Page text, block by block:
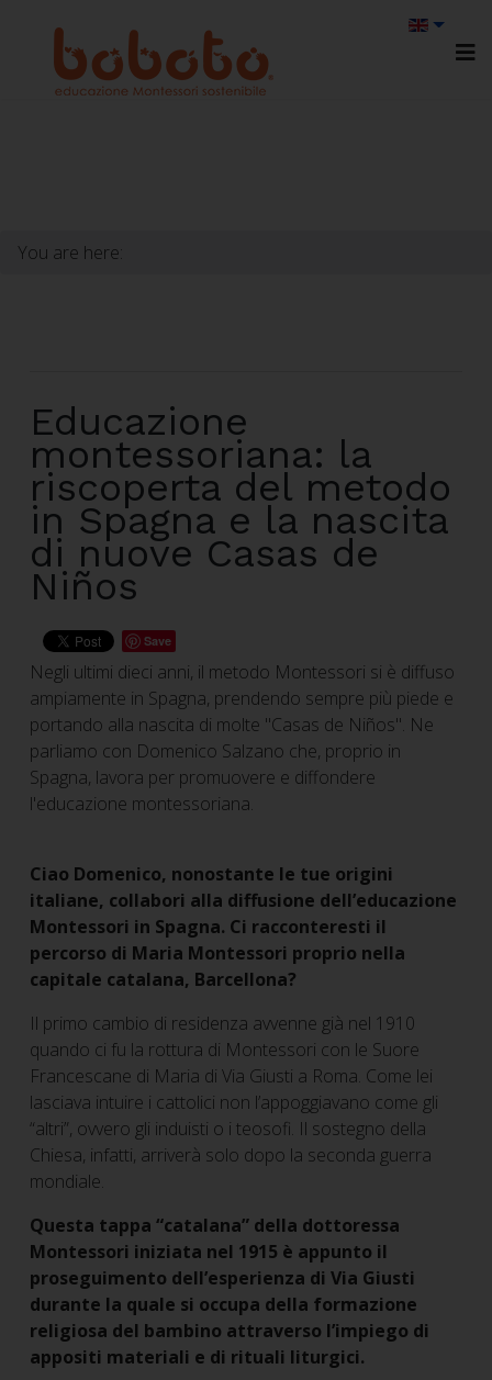
You are here:
Educazione
montessoriana: la
riscoperta del metodo
in Spagna e la nascita
di nuove Casas de
Niños
Save
Negli ultimi dieci anni, il metodo Montessori si è diffuso
ampiamente in Spagna, prendendo sempre più piede e
portando alla nascita di molte "Casas de Niños". Ne
parliamo con Domenico Salzano che, proprio in
Spagna, lavora per promuovere e diffondere
l'educazione montessoriana.
Ciao Domenico, nonostante le tue origini
italiane, collabori alla diffusione dell’educazione
Montessori in Spagna. Ci racconteresti il
percorso di Maria Montessori proprio nella
capitale catalana, Barcellona?
Il primo cambio di residenza avvenne già nel 1910
quando ci fu la rottura di Montessori con le Suore
Francescane di Maria di Via Giusti a Roma. Come lei
lasciava intuire i cattolici non l’appoggiavano come gli
“altri”, ovvero gli induisti o i teosofi. Il sostegno della
Chiesa, infatti, arriverà solo dopo la seconda guerra
mondiale.
Questa tappa “catalana” della dottoressa
Montessori iniziata nel 1915 è appunto il
proseguimento dell’esperienza di Via Giusti
durante la quale si occupa della formazione
religiosa del bambino attraverso l’impiego di
appositi materiali e di rituali liturgici.